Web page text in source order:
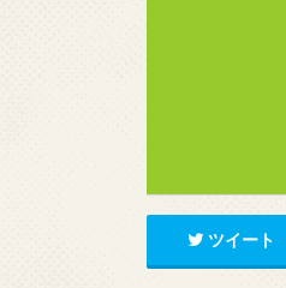
ツイート